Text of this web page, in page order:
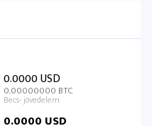
0.0000 USD
0.00000000 BTC
0.0000 USD